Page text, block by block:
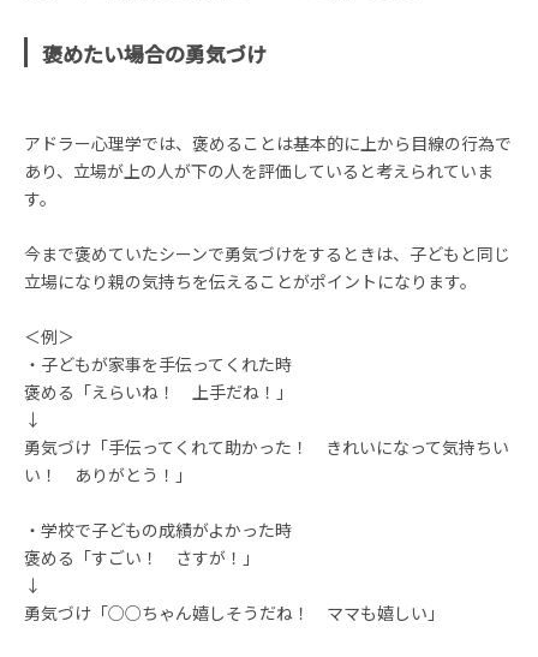
褒めたい場合の勇気づけ
アドラー心理学では、褒めることは基本的に上から目線の行為で
あり、立場が上の人が下の人を評価していると考えられていま
す。
今まで褒めていたシーンで勇気づけをするときは、子どもと同じ
立場になり親の気持ちを伝えることがポイントになります。
＜例＞
・子どもが家事を手伝ってくれた時
褒める「えらいね！ 上手だね！」
↓
勇気づけ「手伝ってくれて助かった！ きれいになって気持ちい
い！ ありがとう！」
・学校で子どもの成績がよかった時
褒める「すごい！ さすが！」
↓
勇気づけ「○○ちゃん嬉しそうだね！ ママも嬉しい」